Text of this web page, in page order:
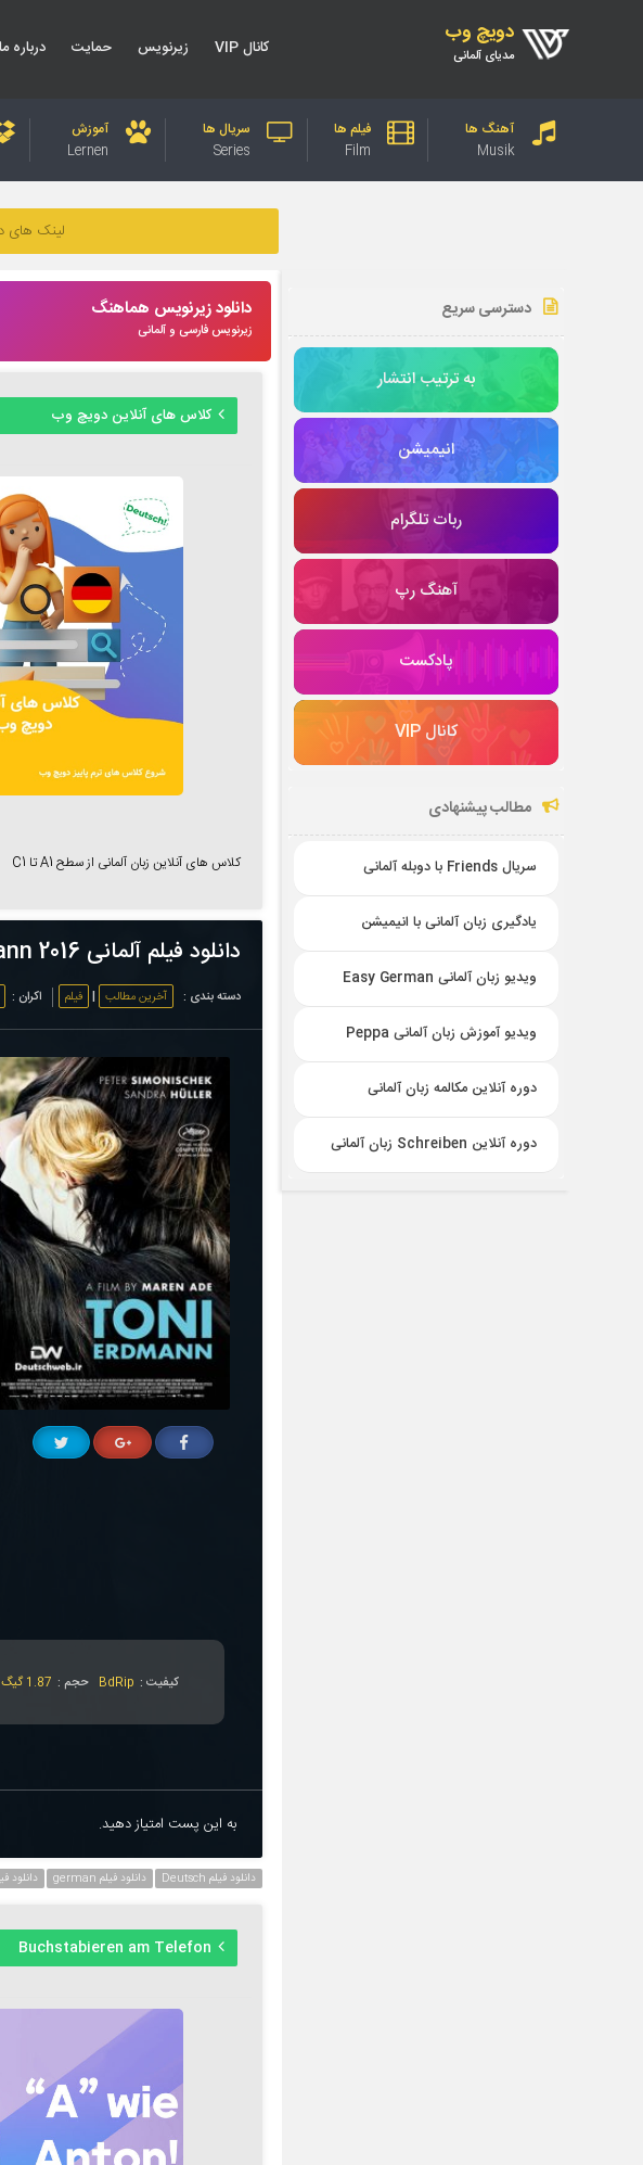
دویچ وب
مدیای آلمانی کانال VIP زیرنویس حمایت درباره ما
آهنگ ها
Musik
فیلم ها
Film
سریال ها
Series
آموزش
Lernen
لینک های
دانلود زیرنویس هماهنگ
زیرنویس فارسی و آلمانی
کلاس های آنلاین دویچ وب
کلاس های آنلاین زبان آلمانی از سطح A1 تا C1
دانلود فیلم آلمانی Toni Erdmann 2016
دسته بندی : آخرین مطالب | فیلم اکران :
کیفیت : BdRip حجم : 1.87 گیگ
به این پست امتیاز دهید.
دانلود فیلم Deutsch دانلود فیلم german دانلود
Buchstabieren am Telefon
دسترسی سریع
به ترتیب انتشار
انیمیشن
ربات تلگرام
آهنگ رپ
پادکست
کانال VIP
مطالب پیشنهادی
سریال Friends با دوبله آلمانی
یادگیری زبان آلمانی با انیمیشن
ویدیو زبان آلمانی Easy German
ویدیو آموزش زبان آلمانی Peppa
دوره آنلاین مکالمه زبان آلمانی
دوره آنلاین Schreiben زبان آلمانی